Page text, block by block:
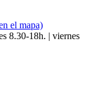
el mapa)
8.30-18h. | viernes